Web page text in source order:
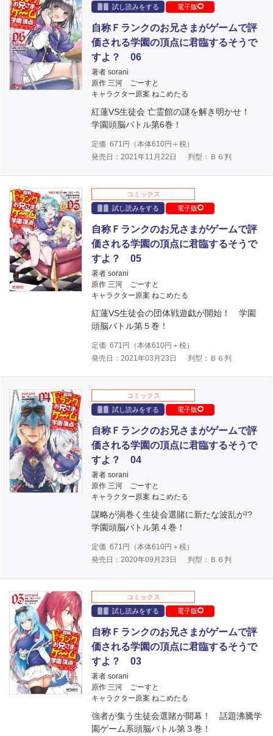
試し読みをする 電子版
自称Ｆランクのお兄さまがゲームで評
価される学園の頂点に君臨するそうで
すよ？ 06
著者 sorani
原作 三河 ごーすと
キャラクター原案 ねこめたる
紅蓮VS生徒会 亡霊館の謎を解き明かせ！
学園頭脳バトル第6巻！
定価 671 円（本体610円＋税）
発売日：2021年11月22日
判型：Ｂ６判
コミックス
試し読みをする
電子版
自称Ｆランクのお兄さまがゲームで評
価される学園の頂点に君臨するそうで
すよ？ 05
著者 sorani
原作 三河 ごーすと
キャラクター原案 ねこめたる
紅蓮VS生徒会の団体戦遊戯が開始！ 学園
頭脳バトル第５巻！
定価 671 円（本体610円＋税）
発売日：2021年03月23日
判型：Ｂ６判
コミックス
試し読みをする
電子版
自称Ｆランクのお兄さまがゲームで評
価される学園の頂点に君臨するそうで
すよ？ 04
著者 sorani
原作 三河 ごーすと
キャラクター原案 ねこめたる
謀略が渦巻く生徒会選賭に新たな波乱が!?
学園頭脳バトル第４巻！
定価 671 円（本体610円＋税）
発売日：2020年09月23日
判型：Ｂ６判
コミックス
試し読みをする
電子版
自称Ｆランクのお兄さまがゲームで評
価される学園の頂点に君臨するそうで
すよ？ 03
著者 sorani
原作 三河 ごーすと
キャラクター原案 ねこめたる
強者が集う生徒会選賭が開幕！ 話題沸騰学
園ゲーム系頭脳バトル第３巻！